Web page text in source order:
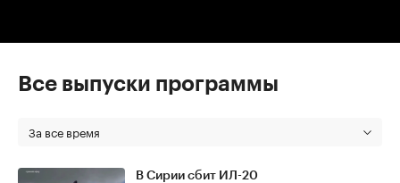
Все выпуски программы
За все время
В Сирии сбит ИЛ-20